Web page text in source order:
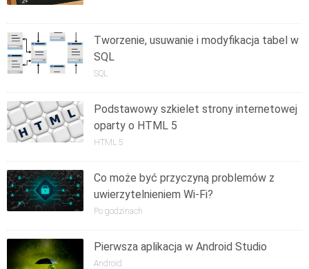
Tworzenie, usuwanie i modyfikacja tabel w
SQL
SQL
Podstawowy szkielet strony internetowej
oparty o HTML 5
HTML 5
Co może być przyczyną problemów z
uwierzytelnieniem Wi-Fi?
Po godzinach
Pierwsza aplikacja w Android Studio
Android